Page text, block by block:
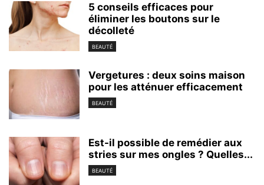
5 conseils efficaces pour
éliminer les boutons sur le
décolleté
BEAUTÉ
Vergetures : deux soins maison
pour les atténuer efficacement
BEAUTÉ
Est-il possible de remédier aux
stries sur mes ongles ? Quelles...
BEAUTÉ